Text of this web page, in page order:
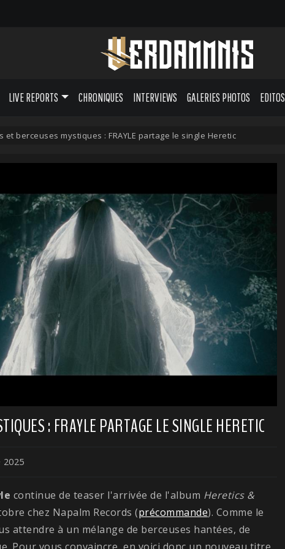
LIVE REPORTS CHRONIQUES INTERVIEWS GALERIES PHOTOS EDITOS
et berceuses mystiques : FRAYLE partage le single Heretic
: FRAYLE PARTAGE LE SINGLE HERETIC
2025
continue de teaser l'arrivée de l'album Heretics &
chez Napalm Records (précommande). Comme le
attendre à un mélange de berceuses hantées, de